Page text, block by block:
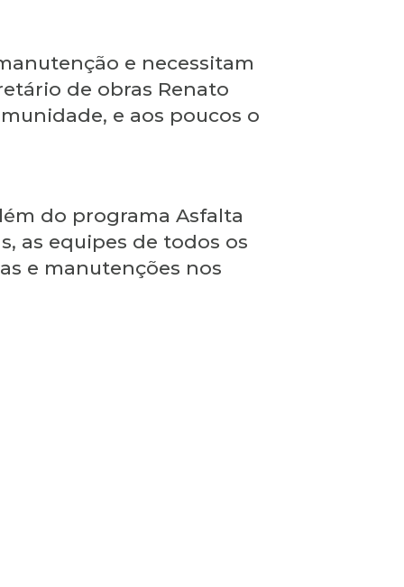
e necessitam
de obras Renato
e aos poucos o
do programa Asfalta
as equipes de todos os
e manutenções nos